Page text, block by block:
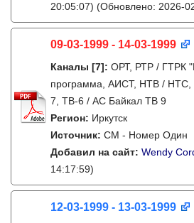
20:05:07) (Обновлено: 2026-
09-03-1999 - 14-03-1999
Каналы [7]: ОРТ, РТР / ГТРК
программа, АИСТ, НТВ /
7, ТВ-6 / АС Байкал ТВ 9
Регион: Иркутск
Источник: СМ - Номер Один
Добавил на сайт: Wendy
14:17:59)
12-03-1999 - 13-03-1999